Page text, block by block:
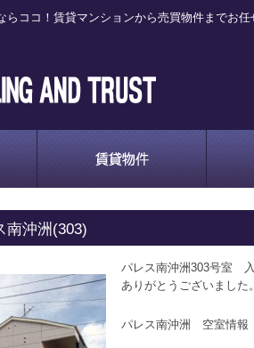
らココ！賃貸マンションから売買物件までお任
南沖洲(303)
パレス南沖洲303号室
ありがとうございました
パレス南沖洲 空室情報